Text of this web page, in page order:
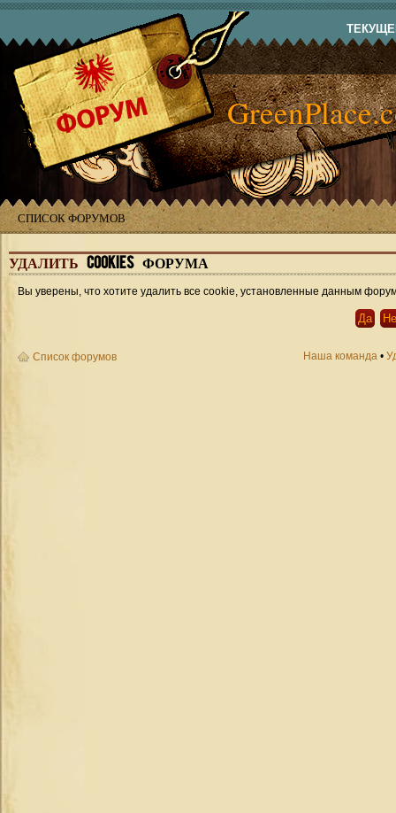
СПИСОК ФОРУМОВ
УДАЛИТЬ COOKIES ФОРУМА
Вы уверены, что хотите удалить все cookie, установленные данным
Список форумов Наша команда •